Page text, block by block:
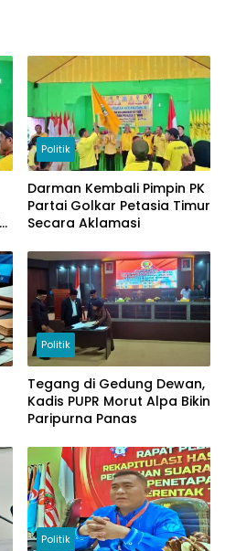
Politik
Darman Kembali Pimpin PK
Partai Golkar Petasia Timur
Secara Aklamasi
Politik
Tegang di Gedung Dewan,
Kadis PUPR Morut Alpa Bikin
Paripurna Panas
Politik